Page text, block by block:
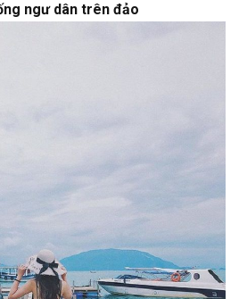
ngư dân trên đảo